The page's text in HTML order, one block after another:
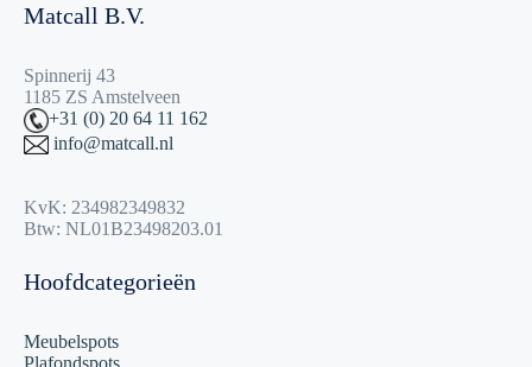
Matcall B.V.
Spinnerij 43
1185 ZS Amstelveen
+31 (0) 20 64 11 162
info@matcall.nl
KvK: 234982349832
Btw: NL01B23498203.01
Hoofdcategorieën
Meubelspots
Plafondspots